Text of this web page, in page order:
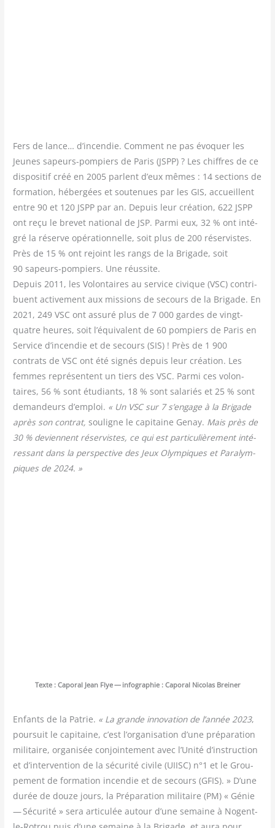
Fers de lance… d’incendie. Com­ment ne pas évo­quer les
Jeunes sapeurs-pom­piers de Paris (JSPP) ? Les chiffres de ce
dis­po­si­tif créé en 2005 parlent d’eux mêmes : 14 sec­tions de
for­ma­tion, héber­gées et sou­te­nues par les GIS, accueillent
entre 90 et 120 JSPP par an. Depuis leur créa­tion, 622 JSPP
ont reçu le bre­vet natio­nal de JSP. Par­mi eux, 32 % ont inté­
gré la réserve opé­ra­tion­nelle, soit plus de 200 réser­vistes.
Près de 15 % ont rejoint les rangs de la Bri­gade, soit
90 sapeurs-pom­piers. Une réus­site.
Depuis 2011, les Volon­taires au ser­vice civique (VSC) contri­
buent acti­ve­ment aux mis­sions de secours de la Bri­gade. En
2021, 249 VSC ont assu­ré plus de 7 000 gardes de vingt-
quatre heures, soit l’équivalent de 60 pom­piers de Paris en
Ser­vice d’incendie et de secours (SIS) ! Près de 1 900
contrats de VSC ont été signés depuis leur créa­tion. Les
femmes repré­sentent un tiers des VSC. Par­mi ces volon­
taires, 56 % sont étu­diants, 18 % sont sala­riés et 25 % sont
deman­deurs d’emploi. « Un VSC sur 7 s’engage à la Bri­gade
après son contrat, sou­ligne le capi­taine Genay. Mais près de
30 % deviennent réser­vistes, ce qui est par­ti­cu­liè­re­ment inté­
res­sant dans la pers­pec­tive des Jeux Olym­piques et Para­lym­
piques de 2024. »
Texte : Capo­ral Jean Flye— info­gra­phie : Capo­ral Nico­las Breiner
Enfants de la Patrie. « La grande inno­va­tion de l’année 2023,
pour­suit le capi­taine, c’est l’organisation d’une pré­pa­ra­tion
mili­taire, orga­ni­sée conjoin­te­ment avec l’Unité d’instruction
et d’intervention de la sécu­ri­té civile (UIISC) n°1 et le Grou­
pe­ment de for­ma­tion incen­die et de secours (GFIS). » D’une
durée de douze jours, la Pré­pa­ra­tion mili­taire (PM) « Génie
— Sécu­ri­té » sera arti­cu­lée autour d’une semaine à Nogent-